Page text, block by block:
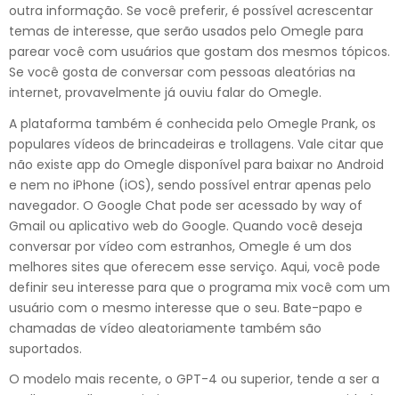
outra informação. Se você preferir, é possível acrescentar
temas de interesse, que serão usados pelo Omegle para
parear você com usuários que gostam dos mesmos tópicos.
Se você gosta de conversar com pessoas aleatórias na
internet, provavelmente já ouviu falar do Omegle.
A plataforma também é conhecida pelo Omegle Prank, os
populares vídeos de brincadeiras e trollagens. Vale citar que
não existe app do Omegle disponível para baixar no Android
e nem no iPhone (iOS), sendo possível entrar apenas pelo
navegador. O Google Chat pode ser acessado by way of
Gmail ou aplicativo web do Google. Quando você deseja
conversar por vídeo com estranhos, Omegle é um dos
melhores sites que oferecem esse serviço. Aqui, você pode
definir seu interesse para que o programa mix você com um
usuário com o mesmo interesse que o seu. Bate-papo e
chamadas de vídeo aleatoriamente também são
suportados.
O modelo mais recente, o GPT-4 ou superior, tende a ser a